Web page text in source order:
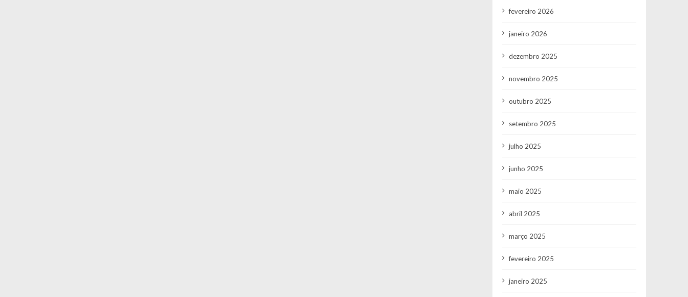
fevereiro 2026
janeiro 2026
dezembro 2025
novembro 2025
outubro 2025
setembro 2025
julho 2025
junho 2025
maio 2025
abril 2025
março 2025
fevereiro 2025
janeiro 2025